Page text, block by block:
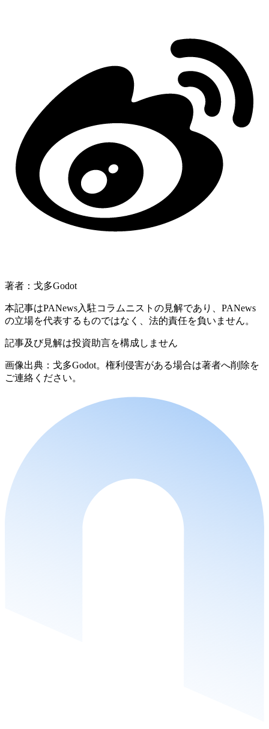
著者：戈多Godot
本記事はPANews入駐コラムニストの見解であり、PANews
の立場を代表するものではなく、法的責任を負いません。
記事及び見解は投資助言を構成しません
画像出典：戈多Godot。権利侵害がある場合は著者へ削除を
ご連絡ください。